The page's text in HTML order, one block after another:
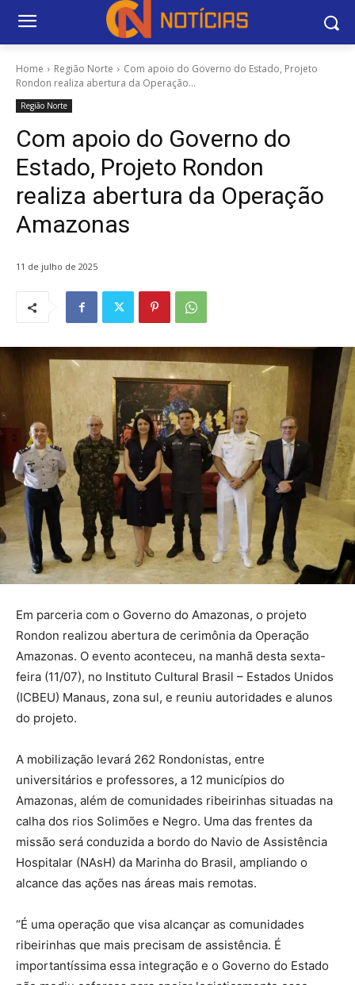
Home Região Norte
Com apoio do Governo do Estado, Projeto
Rondon realiza abertura da Operação...
Região Norte
Com apoio do Governo do
Estado, Projeto Rondon
realiza abertura da Operação
Amazonas
11 de julho de 2025
Em parceria com o Governo do Amazonas, o projeto
Rondon realizou abertura de cerimônia da Operação
Amazonas. O evento aconteceu, na manhã desta sexta-
feira (11/07), no Instituto Cultural Brasil – Estados Unidos
(ICBEU) Manaus, zona sul, e reuniu autoridades e alunos
do projeto.
A mobilização levará 262 Rondonistas, entre
universitários e professores, a 12 municípios do
Amazonas, além de comunidades ribeirinhas situadas na
calha dos rios Solimões e Negro. Uma das frentes da
missão será conduzida a bordo do Navio de Assistência
Hospitalar (NAsH) da Marinha do Brasil, ampliando o
alcance das ações nas áreas mais remotas.
“É uma operação que visa alcançar as comunidades
ribeirinhas que mais precisam de assistência. É
importantíssima essa integração e o Governo do Estado